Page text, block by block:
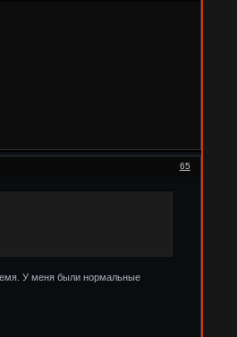
65
У меня были нормальные